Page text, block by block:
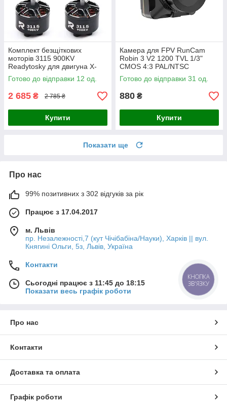
Комплект безщіткових
моторів 3115 900KV
Readytosky для двигуна X-
Class Fpv дрону (R36-4)
Готово до відправки 12 од.
2 685 ₴ 2 785 ₴
Купити
Камера для FPV RunCam
Robin 3 V2 1200 TVL 1/3"
CMOS 4:3 PAL/NTSC
Готово до відправки 31 од.
880 ₴
Купити
Показати ще
Про нас
99% позитивних з 302 відгуків за рік
Працює з 17.04.2017
м. Львів
пр. Незалежності,7 (кут Чічібабіна/Науки), Харків || вул.
Княгині Ольги, 5з, Львів, Україна
Контакти
Сьогодні працює з 11:45 до 18:15
Показати весь графік роботи
Про нас
Контакти
Доставка та оплата
Графік роботи
КНОПКА
ЗВ'ЯЗКУ